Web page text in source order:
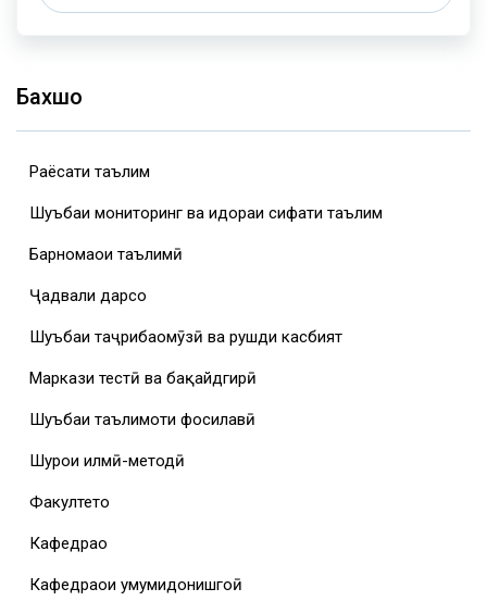
Бахшҳо
Раёсати таълим
Шуъбаи мониторинг ва идораи сифати таълим
Барномаҳои таълимӣ
Ҷадвали дарсҳо
Шуъбаи таҷрибаомӯзӣ ва рушди касбият
Маркази тестӣ ва бақайдгирӣ
Шуъбаи таълимоти фосилавӣ
Шурои илмӣ-методӣ
Факултетҳо
Кафедраҳо
Кафедраҳои умумидонишгоҳӣ